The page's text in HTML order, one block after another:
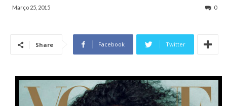
Março 25, 2015 0
Share Facebook Twitter